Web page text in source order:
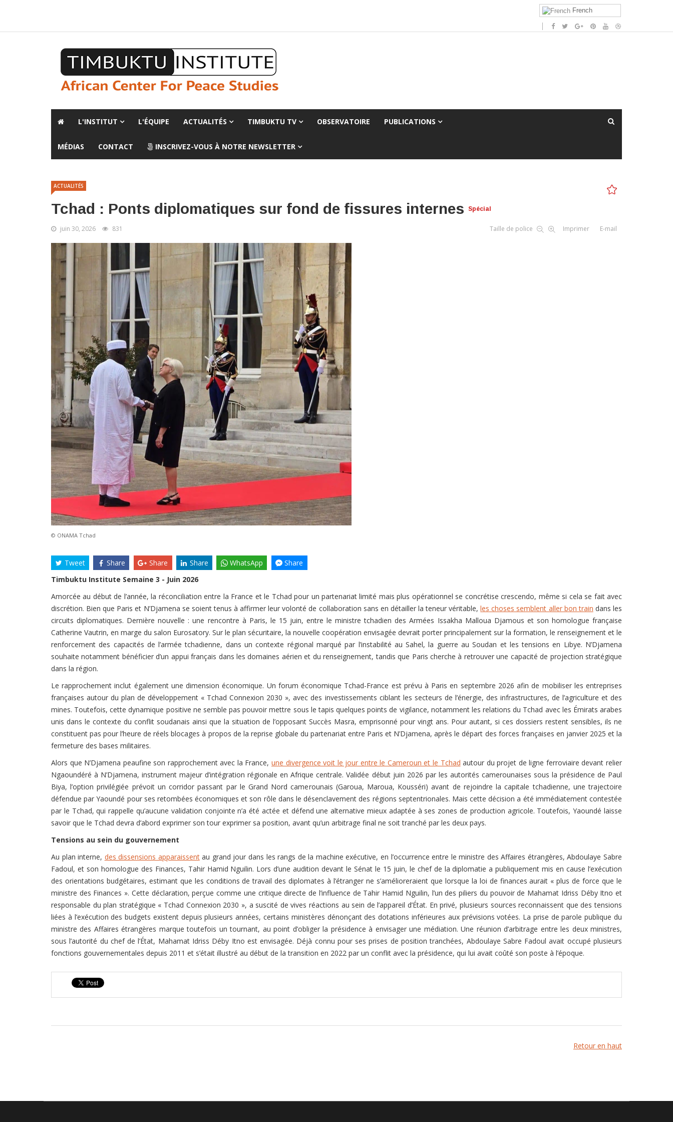
French
L'INSTITUT L'ÉQUIPE ACTUALITÉS TIMBUKTU TV OBSERVATOIRE PUBLICATIONS
MÉDIAS CONTACT INSCRIVEZ-VOUS À NOTRE NEWSLETTER
ACTUALITÉS
Tchad : Ponts diplomatiques sur fond de fissures internes Spécial
juin 30, 2026 831 Taille de police Imprimer E-mail
© ONAMA Tchad
Tweet Share Share Share WhatsApp
Share
Timbuktu Institute Semaine 3 - Juin 2026
Amorcée au début de l’année, la réconciliation entre la France et le Tchad pour un partenariat limité mais plus opérationnel se concrétise crescendo, même si cela se fait avec
discrétion. Bien que Paris et N’Djamena se soient tenus à affirmer leur volonté de collaboration sans en détailler la teneur véritable,les choses semblent aller bon train dans les
circuits diplomatiques. Dernière nouvelle : une rencontre à Paris, le 15 juin, entre le ministre tchadien des Armées Issakha Malloua Djamous et son homologue française
Catherine Vautrin, en marge du salon Eurosatory. Sur le plan sécuritaire, la nouvelle coopération envisagée devrait porter principalement sur la formation, le renseignement et le
renforcement des capacités de l’armée tchadienne, dans un contexte régional marqué par l’instabilité au Sahel, la guerre au Soudan et les tensions en Libye. N’Djamena
souhaite notamment bénéficier d’un appui français dans les domaines aérien et du renseignement, tandis que Paris cherche à retrouver une capacité de projection stratégique
dans la région.
Le rapprochement inclut également une dimension économique. Un forum économique Tchad-France est prévu à Paris en septembre 2026 afin de mobiliser les entreprises
françaises autour du plan de développement « Tchad Connexion 2030 », avec des investissements ciblant les secteurs de l’énergie, des infrastructures, de l’agriculture et des
mines. Toutefois, cette dynamique positive ne semble pas pouvoir mettre sous le tapis quelques points de vigilance, notamment les relations du Tchad avec les Émirats arabes
unis dans le contexte du conflit soudanais ainsi que la situation de l’opposant Succès Masra, emprisonné pour vingt ans. Pour autant, si ces dossiers restent sensibles, ils ne
constituent pas pour l’heure de réels blocages à propos de la reprise globale du partenariat entre Paris et N’Djamena, après le départ des forces françaises en janvier 2025 et la
fermeture des bases militaires.
Alors que N’Djamena peaufine son rapprochement avec la France, une divergence voit le jour entre le Cameroun et le Tchad autour du projet de ligne ferroviaire devant relier
Ngaoundéré à N’Djamena, instrument majeur d’intégration régionale en Afrique centrale. Validée début juin 2026 par les autorités camerounaises sous la présidence de Paul
Biya, l’option privilégiée prévoit un corridor passant par le Grand Nord camerounais (Garoua, Maroua, Kousséri) avant de rejoindre la capitale tchadienne, une trajectoire
défendue par Yaoundé pour ses retombées économiques et son rôle dans le désenclavement des régions septentrionales. Mais cette décision a été immédiatement contestée
par le Tchad, qui rappelle qu’aucune validation conjointe n’a été actée et défend une alternative mieux adaptée à ses zones de production agricole. Toutefois, Yaoundé laisse
savoir que le Tchad devra d’abord exprimer son tour exprimer sa position, avant qu’un arbitrage final ne soit tranché par les deux pays.
Tensions au sein du gouvernement
Au plan interne, des dissensions apparaissentau grand jour dans les rangs de la machine exécutive, en l’occurrence entre le ministre des Affaires étrangères, Abdoulaye Sabre
Fadoul, et son homologue des Finances, Tahir Hamid Nguilin. Lors d’une audition devant le Sénat le 15 juin, le chef de la diplomatie a publiquement mis en cause l’exécution
des orientations budgétaires, estimant que les conditions de travail des diplomates à l’étranger ne s’amélioreraient que lorsque la loi de finances aurait « plus de force que le
ministre des Finances ». Cette déclaration, perçue comme une critique directe de l’influence de Tahir Hamid Nguilin, l’un des piliers du pouvoir de Mahamat Idriss Déby Itno et
responsable du plan stratégique « Tchad Connexion 2030 », a suscité de vives réactions au sein de l’appareil d’État. En privé, plusieurs sources reconnaissent que des tensions
liées à l’exécution des budgets existent depuis plusieurs années, certains ministères dénonçant des dotations inférieures aux prévisions votées. La prise de parole publique du
ministre des Affaires étrangères marque toutefois un tournant, au point d’obliger la présidence à envisager une médiation. Une réunion d’arbitrage entre les deux ministres,
sous l’autorité du chef de l’État, Mahamat Idriss Déby Itno est envisagée. Déjà connu pour ses prises de position tranchées, Abdoulaye Sabre Fadoul avait occupé plusieurs
fonctions gouvernementales depuis 2011 et s’était illustré au début de la transition en 2022 par un conflit avec la présidence, qui lui avait coûté son poste à l’époque.
Retour en haut